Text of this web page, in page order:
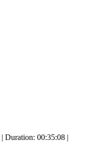
| Duration: 00:35:08 |